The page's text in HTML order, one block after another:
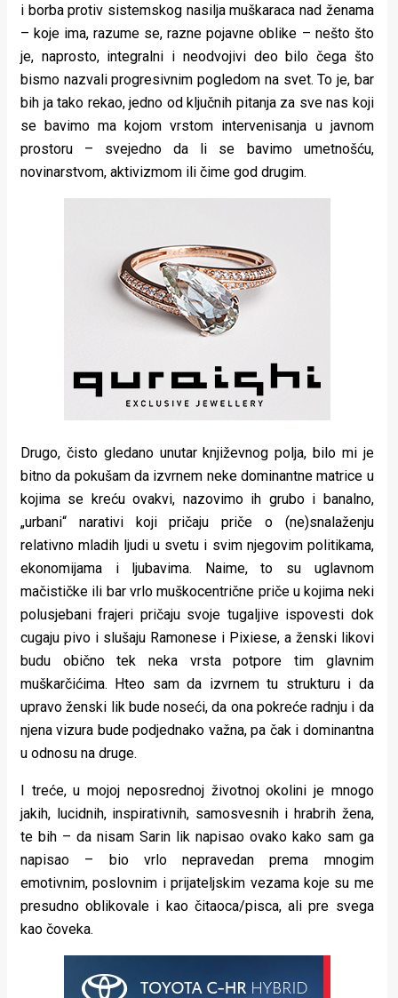
i borba protiv sistemskog nasilja muškaraca nad ženama
– koje ima, razume se, razne pojavne oblike – nešto što
je, naprosto, integralni i neodvojivi deo bilo čega što
bismo nazvali progresivnim pogledom na svet. To je, bar
bih ja tako rekao, jedno od ključnih pitanja za sve nas koji
se bavimo ma kojom vrstom intervenisanja u javnom
prostoru – svejedno da li se bavimo umetnošću,
novinarstvom, aktivizmom ili čime god drugim.
Drugo, čisto gledano unutar književnog polja, bilo mi je
bitno da pokušam da izvrnem neke dominantne matrice u
kojima se kreću ovakvi, nazovimo ih grubo i banalno,
„urbani“ narativi koji pričaju priče o (ne)snalaženju
relativno mladih ljudi u svetu i svim njegovim politikama,
ekonomijama i ljubavima. Naime, to su uglavnom
mačističke ili bar vrlo muškocentrične priče u kojima neki
polusjebani frajeri pričaju svoje tugaljive ispovesti dok
cugaju pivo i slušaju Ramonese i Pixiese, a ženski likovi
budu obično tek neka vrsta potpore tim glavnim
muškarčićima. Hteo sam da izvrnem tu strukturu i da
upravo ženski lik bude noseći, da ona pokreće radnju i da
njena vizura bude podjednako važna, pa čak i dominantna
u odnosu na druge.
I treće, u mojoj neposrednoj životnoj okolini je mnogo
jakih, lucidnih, inspirativnih, samosvesnih i hrabrih žena,
te bih – da nisam Sarin lik napisao ovako kako sam ga
napisao – bio vrlo nepravedan prema mnogim
emotivnim, poslovnim i prijateljskim vezama koje su me
presudno oblikovale i kao čitaoca/pisca, ali pre svega
kao čoveka.